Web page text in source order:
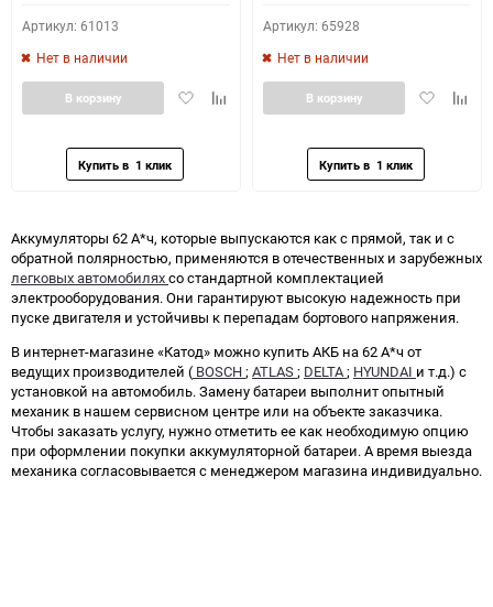
Артикул: 61013
Нет в наличии
ДобавитьДобавить
В корзину
Артикул: 65928
Нет в наличии
Добавить
В корзину
Аккумуляторы 62 А*ч, которые выпускаются как с прямой, так и с
обратной полярностью, применяются в отечественных и зарубежных
легковых автомобиляхсо стандартной комплектацией
электрооборудования. Они гарантируют высокую надежность при
пуске двигателя и устойчивы к перепадам бортового напряжения.
В интернет-магазине «Катод» можно купить АКБ на 62 А*ч от
ведущих производителей ( BOSCH; ATLAS; DELTA; HYUNDAI и т.д.) с
установкой на автомобиль. Замену батареи выполнит опытный
механик в нашем сервисном центре или на объекте заказчика.
Чтобы заказать услугу, нужно отметить ее как необходимую опцию
при оформлении покупки аккумуляторной батареи. А время выезда
механика согласовывается с менеджером магазина индивидуально.